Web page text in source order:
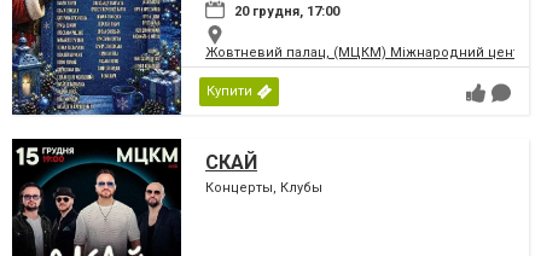
20 грудня, 17:00
Жовтневий палац, (МЦКМ) Міжнародний центр
Купити
СКАЙ
Концерты, Клубы